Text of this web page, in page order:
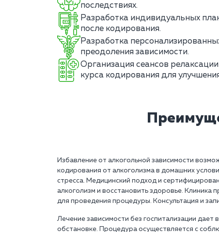
последствиях.
Разработка индивидуальных
после кодирования.
Разработка
преодоления зависимости.
Организация сеансов
курса кодирования для
Избавление от алкогольной зависимости
кодирования от алкоголизма в домашних
стресса. Медицинский подход и
алкоголизм и восстановить здоровье. Клиника
для проведения процедуры. Консультация и
Лечение зависимости без госпитализации
обстановке. Процедура осуществляется с